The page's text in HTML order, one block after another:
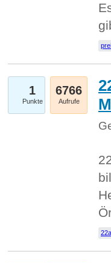
1
Punkte
6766
Aufrufe